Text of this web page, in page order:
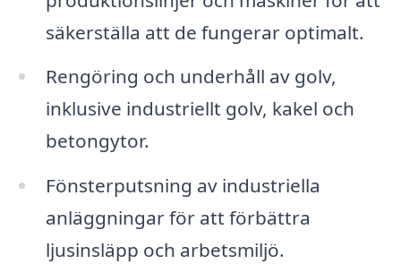
säkerställa att de fungerar optimalt.
Rengöring och underhåll av golv,
inklusive industriellt golv, kakel och
betongytor.
Fönsterputsning av industriella
anläggningar för att förbättra
ljusinsläpp och arbetsmiljö.